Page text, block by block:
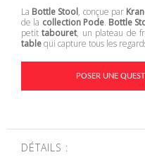
La Bottle Stool, conçue par
de la collection Pode. Bottle
petittabouret, un plateau de
tablequi capture tous les
POSER UNE
DÉTAILS :